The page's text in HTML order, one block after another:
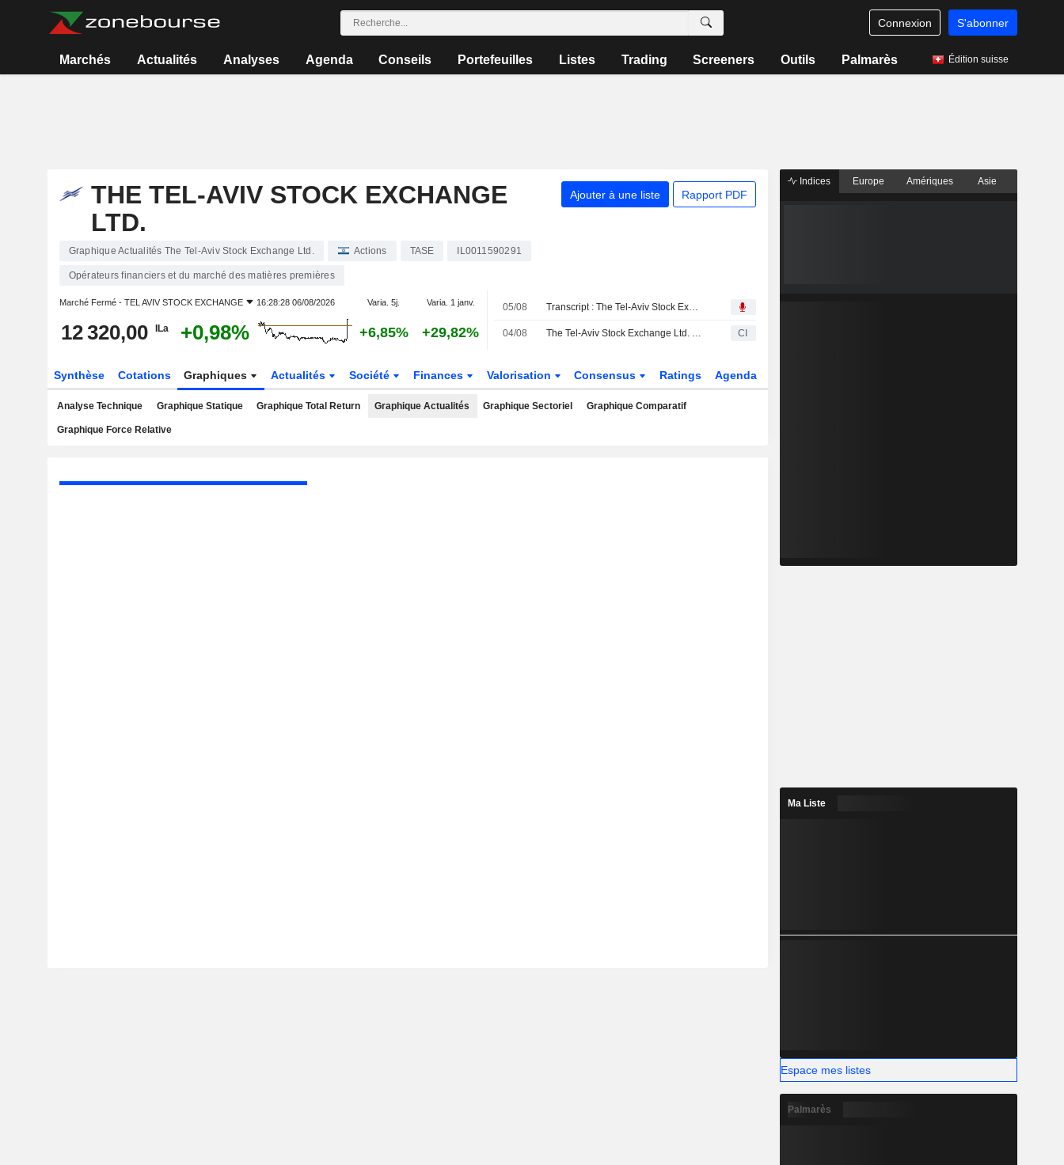
Connexion S'abonner
Marchés Actualités Analyses Agenda Conseils Portefeuilles Listes Trading Screeners Outils Palmarès Édition suisse
THE TEL-AVIV STOCK EXCHANGE
LTD.
Ajouter à une liste Rapport PDF
Graphique Actualités The Tel-Aviv Stock Exchange Ltd. Actions TASE IL0011590291
Opérateurs financiers et du marché des matières premières
Marché Fermé - TEL AVIV STOCK EXCHANGE 16:28:28 06/08/2026 Varia. 5j. Varia. 1 janv.
12 320,00 ILa +0,98% +6,85% +29,82%
05/08 Transcript : The Tel-Aviv Stock Exchange Ltd., Q2 2026 Earnings Call, Aug 04, 2026
04/08 The Tel-Aviv Stock Exchange Ltd. publie ses résultats pour le deuxième trimestre et le premier semestre clos le 30 juin 2026 CI
Synthèse Cotations Graphiques Actualités Société Finances Valorisation Consensus Ratings Agenda
Analyse Technique Graphique Statique Graphique Total Return Graphique Actualités Graphique Sectoriel Graphique Comparatif
Graphique Force Relative
Indices Europe Amériques Asie
Ma Liste
Espace mes listes
Palmarès